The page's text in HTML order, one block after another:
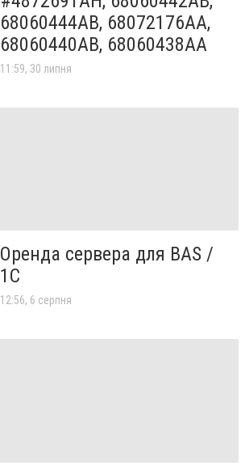
68060444AB, 68072176AA,
68060440AB, 68060438AA
11:59, 30 липня
Оренда сервера для BAS /
1C
12:56, 6 серпня